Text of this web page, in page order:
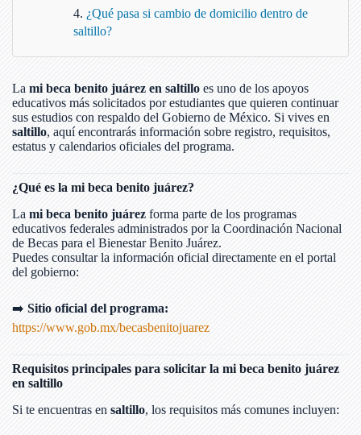
¿Qué pasa si cambio de domicilio dentro de
saltillo?
La mi beca benito juárez en saltillo es uno de los apoyos
educativos más solicitados por estudiantes que quieren continuar
sus estudios con respaldo del Gobierno de México. Si vives en
saltillo, aquí encontrarás información sobre registro, requisitos,
estatus y calendarios oficiales del programa.
¿Qué es la mi beca benito juárez?
La mi beca benito juárez forma parte de los programas
educativos federales administrados por la Coordinación Nacional
de Becas para el Bienestar Benito Juárez.
Puedes consultar la información oficial directamente en el portal
del gobierno:
➡️ Sitio oficial del programa:
https://www.gob.mx/becasbenitojuarez
Requisitos principales para solicitar la mi beca benito juárez
en saltillo
Si te encuentras en saltillo, los requisitos más comunes incluyen: